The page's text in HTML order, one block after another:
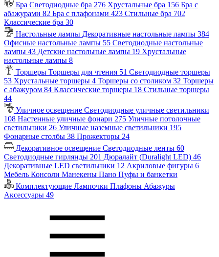
Бра Светодиодные бра 276 Хрустальные бра 156 Бра с
абажурами 82 Бра с плафонами 423 Стильные бра 702
Классические бра 30
Настольные лампы Декоративные настольные лампы 384
Офисные настольные лампы 55 Светодиодные настольные
лампы 43 Детские настольные лампы 19 Хрустальные
настольные лампы 8
Торшеры Торшеры для чтения 51 Светодиодные торшеры
53 Хрустальные торшеры 4 Торшеры со столиком 32 Торшеры
с абажуром 84 Классические торшеры 18 Стильные торшеры
44
Уличное освещение Светодиодные уличные светильники
108 Настенные уличные фонари 275 Уличные потолочные
светильники 26 Уличные наземные светильники 195
Фонарные столбы 38 Прожекторы 24
Декоративное освещение Светодиодные ленты 60
Светодиодные гирлянды 201 Дюралайт (Duralight LED) 46
Декоративные LED светильники 12 Акриловые фигуры 6
Мебель Консоли Манекены Пано Пуфы и банкетки
Комплектующие Лампочки Плафоны Абажуры
Аксессуары 49